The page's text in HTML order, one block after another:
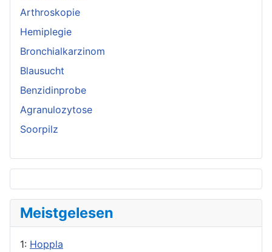
Arthroskopie
Hemiplegie
Bronchialkarzinom
Blausucht
Benzidinprobe
Agranulozytose
Soorpilz
Meistgelesen
1: Hoppla